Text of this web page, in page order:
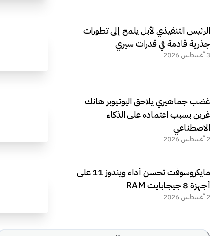
الرئيس التنفيذي لأبل يلمح إلى تطورات
جذرية قادمة في قدرات سيري
3 أغسطس 2026
غضب جماهيري يلاحق اليوتيوبر هانك
غرين بسبب اعتماده على الذكاء
الاصطناعي
2 أغسطس 2026
مايكروسوفت تحسن أداء ويندوز 11 على
أجهزة 8 جيجابايت RAM
2 أغسطس 2026